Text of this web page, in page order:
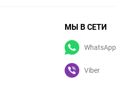
МЫ В СЕТИ
WhatsApp
Viber